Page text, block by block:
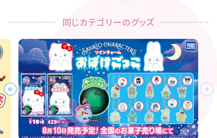
同じカテゴリーのグッズ